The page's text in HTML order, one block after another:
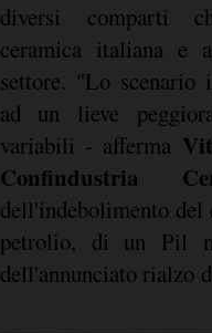
diversi comparti
ceramica italiana e
settore. "Lo scenario
ad un lieve
variabili - afferma
Confindustria
dell'indebolimento
petrolio, di un Pil
dell'annunciato rialzo